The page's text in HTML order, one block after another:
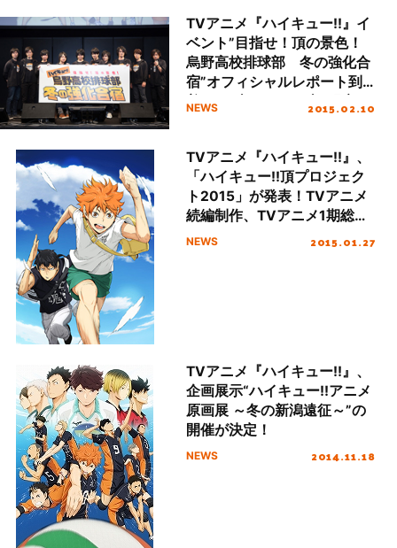
TVアニメ『ハイキュー!!』イ
ベント”目指せ！頂の景色！
烏野高校排球部 冬の強化合
宿”オフィシャルレポート到
着！セブン・イレブン限定一
NEWS 2015.02.10
TVアニメ『ハイキュー!!』、
「ハイキュー!!頂プロジェク
ト2015」が発表！TVアニメ
続編制作、TVアニメ1期総集
編の劇場公開と、大規模イベ
NEWS 2015.01.27
TVアニメ『ハイキュー!!』、
企画展示“ハイキュー!!アニメ
原画展 ～冬の新潟遠征～”の
開催が決定！
NEWS 2014.11.18